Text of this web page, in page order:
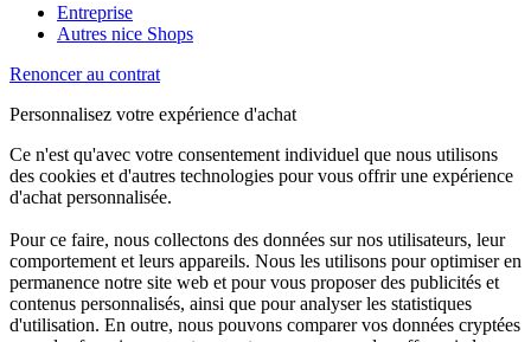
Entreprise
Autres nice Shops
Renoncer au contrat
Personnalisez votre expérience d'achat
Ce n'est qu'avec votre consentement individuel que nous utilisons
des cookies et d'autres technologies pour vous offrir une expérience
d'achat personnalisée.
Pour ce faire, nous collectons des données sur nos utilisateurs, leur
comportement et leurs appareils. Nous les utilisons pour optimiser en
permanence notre site web et pour vous proposer des publicités et
contenus personnalisés, ainsi que pour analyser les statistiques
d'utilisation. En outre, nous pouvons comparer vos données cryptées